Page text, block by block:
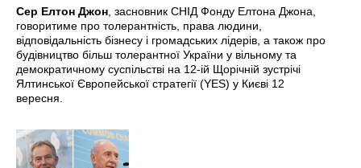
Сер Елтон Джон , засновник СНІД Фонду Елтона Джона,
говоритиме про толерантність, права людини,
відповідальність бізнесу і громадських лідерів, а також про
будівництво більш толерантної України у вільному та
демократичному суспільстві на 12-ій Щорічній зустрічі
Ялтинської Європейської стратегії (YES) у Києві 12
вересня.